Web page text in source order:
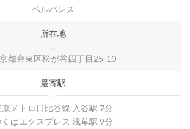
ベルパレス
所在地
都台東区松が谷四丁目25-10
最寄駅
京メトロ日比谷線 入谷駅 7分
くばエクスプレス 浅草駅 9分